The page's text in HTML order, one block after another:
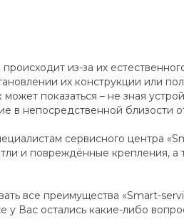
из-за их
их конструкции или
показаться – не зная
непосредственной близости
сервисного центра
и повреждённые крепления,
все преимущества «Smart-
Вас остались какие-либо